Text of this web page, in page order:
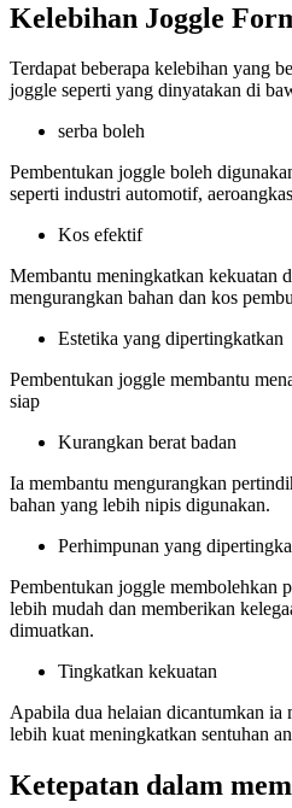
Kelebihan Joggle
Terdapat beberapa kelebihan yang
joggle seperti yang dinyatakan di
serba boleh
Pembentukan joggle boleh
seperti industri automotif,
Kos efektif
Membantu meningkatkan kekuatan
mengurangkan bahan dan kos
Estetika yang dipertingkatkan
Pembentukan joggle membantu
siap
Kurangkan berat badan
Ia membantu mengurangkan
bahan yang lebih nipis digunakan.
Perhimpunan yang
Pembentukan joggle membolehkan
lebih mudah dan memberikan
dimuatkan.
Tingkatkan kekuatan
Apabila dua helaian dicantumkan ia
lebih kuat meningkatkan sentuhan
Ketepatan dalam